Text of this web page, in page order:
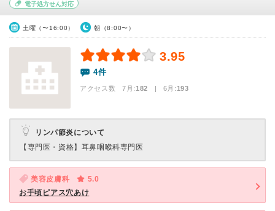
電子処方せん対応
土曜（〜16:00） 朝（8:00〜）
3.95
4件
アクセス数 7月:182 | 6月:193
リンパ節炎について
【専門医・資格】 耳鼻咽喉科専門医
美容皮膚科
5.0
お手頃ピアス穴あけ